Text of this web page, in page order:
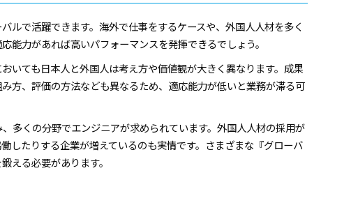
ルで活躍できます。海外で仕事をするケースや、外国人人材を多く
能力があれば高いパフォーマンスを発揮できるでしょう。
いても日本人と外国人は考え方や価値観が大きく異なります。成果
方、評価の方法なども異なるため、適応能力が低いと業務が滞る可
多くの分野でエンジニアが求められています。外国人人材の採用が
したりする企業が増えているのも実情です。さまざまな『グローバ
える必要があります。